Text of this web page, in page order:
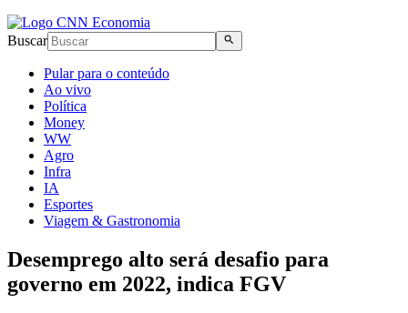
Buscar
Pular para o conteúdo
Ao vivo
Política
Money
WW
Agro
Infra
IA
Esportes
Viagem & Gastronomia
Desemprego alto será desafio para
governo em 2022, indica FGV